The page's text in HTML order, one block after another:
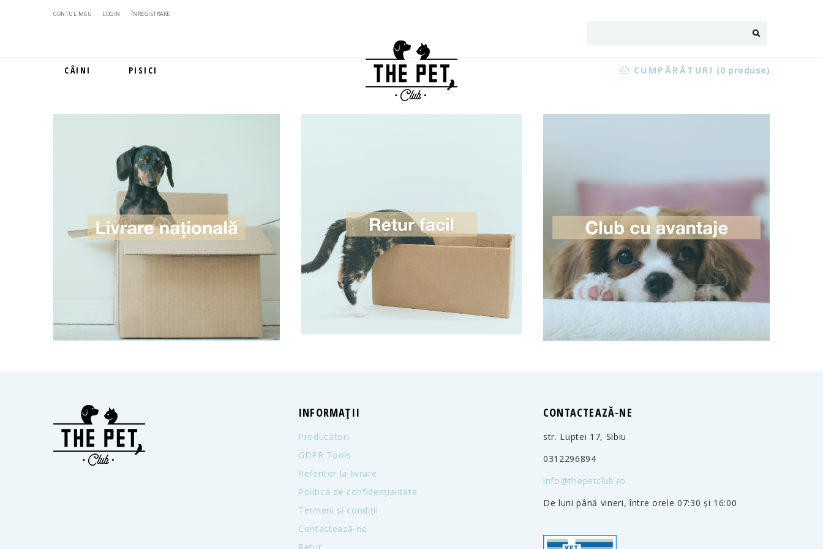
CONTUL MEU LOGIN ÎNREGISTRARE
CÂINI PISICI CUMPĂRĂTURI (0 produse)
INFORMAȚII
Producători
GDPR Tools
Referitor la livrare
Politica de confidențialitate
Termeni și condiții
Contactează-ne
CONTACTEAZĂ-NE
str. Luptei 17, Sibiu
0312296894
info@thepetclub.ro
De luni până vineri, între orele 07:30 și 16:00